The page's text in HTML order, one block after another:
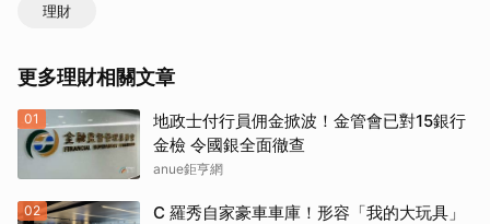
理財
更多理財相關文章
01
地政士付行員佣金掀波！金管會已對15銀行
金檢 令國銀全面徹查
anue鉅亨網
02
C 羅秀自家豪車車庫！形容「我的大玩具」